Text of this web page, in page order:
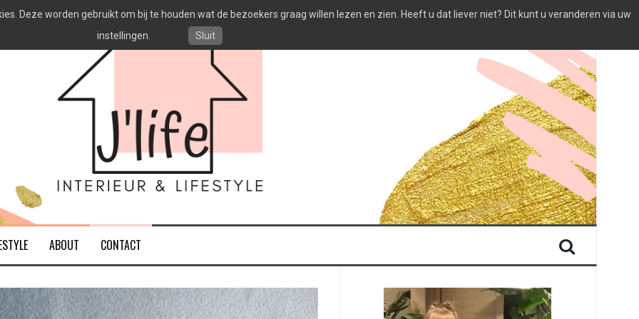
ABOUT CONTACT
Deze worden gebruikt om bij te houden wat de bezoekers graag willen lezen en zien. Heeft u dat liever niet? Dit kunt u veranderen via uw
instellingen.
Sluit